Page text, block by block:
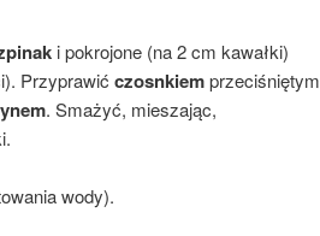
i pokrojone (na 2 cm kawałki)
Przyprawić czosnkiemprzeciśniętym
. Smażyć, mieszając,
wody).